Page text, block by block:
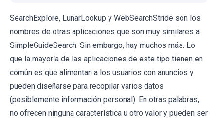
SearchExplore, LunarLookup y WebSearchStride son los
nombres de otras aplicaciones que son muy similares a
SimpleGuideSearch. Sin embargo, hay muchos más. Lo
que la mayoría de las aplicaciones de este tipo tienen en
común es que alimentan a los usuarios con anuncios y
pueden diseñarse para recopilar varios datos
(posiblemente información personal). En otras palabras,
no ofrecen ninguna característica u otro valor y pueden ser